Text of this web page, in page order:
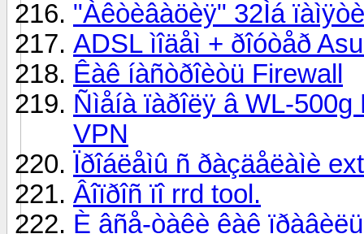
"Àêòèâàöèÿ" 32Ìá
ADSL ìîäåì + ðîóòåð
Êàê íàñòðîèòü Firewall
Ñìåíà ïàðîëÿ â WL-
VPN
Ïðîáëåìû ñ ðàçäåëàìè
Âîïðîñ ïî rrd tool.
È âñå-òàêè êàê